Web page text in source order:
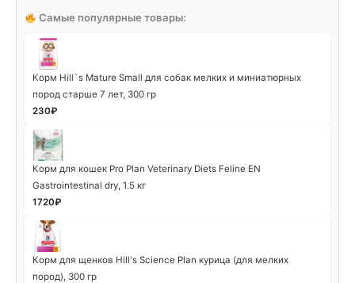
Самые популярные товары:
Корм Hill`s Mature Small для собак мелких и миниатюрных
пород старше 7 лет, 300 гр
230₽
Корм для кошек Pro Plan Veterinary Diets Feline EN
Gastrointestinal dry, 1.5 кг
1720₽
Корм для щенков Hill's Science Plan курица (для мелких
пород), 300 гр